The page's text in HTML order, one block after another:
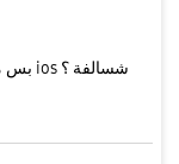
يا جماعة انا حدثت one ui 8.5 بس ما جاني مشاركة مع ios شسالفة ؟